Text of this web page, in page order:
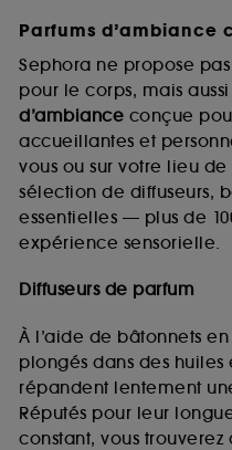
Parfums d’ambiance
Sephora ne propose
pour le corps, mais
d’ambiance conçue
accueillantes et
vous ou sur votre lieu
sélection de diffuseurs,
essentielles — plus de
expérience sensorielle.
Diffuseurs de parfum
À l’aide de bâtonnets
plongés dans des huiles
répandent lentement
Réputés pour leur
constant, vous trouverez